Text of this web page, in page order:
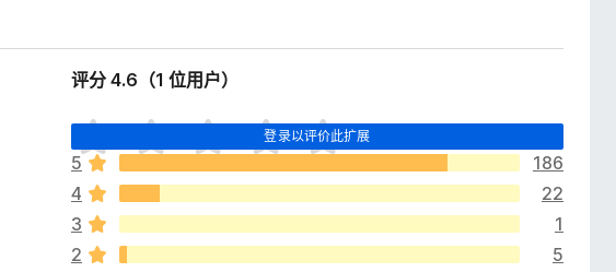
评分 4.6（1 位用户）
登录以评价此扩展
目
前
尚
无
评
分
5
186
4
22
3
1
2
5